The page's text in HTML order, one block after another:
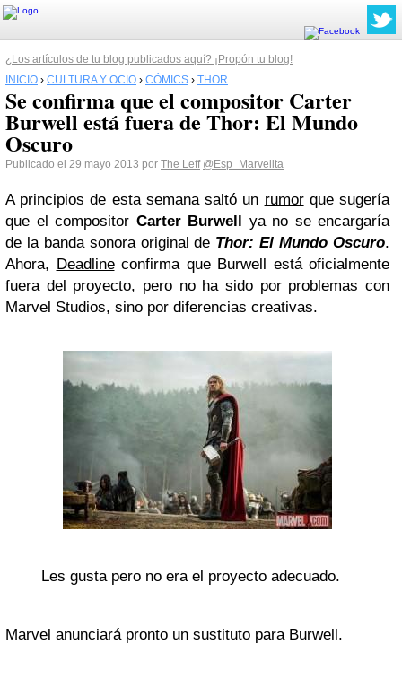
¿Los artículos de tu blog publicados aquí? ¡Propón tu blog!
INICIO › CULTURA Y OCIO › CÓMICS › THOR
Se confirma que el compositor Carter
Burwell está fuera de Thor: El Mundo
Oscuro
Publicado el 29 mayo 2013 por The Leff @Esp_Marvelita
A principios de esta semana saltó un rumorque sugería
que el compositor Carter Burwell ya no se encargaría
de la banda sonora original de Thor: El Mundo Oscuro.
Ahora, Deadlineconfirma que Burwell está oficialmente
fuera del proyecto, pero no ha sido por problemas con
Marvel Studios, sino por diferencias creativas.
Les gusta pero no era el proyecto adecuado.
Marvel anunciará pronto un sustituto para Burwell.